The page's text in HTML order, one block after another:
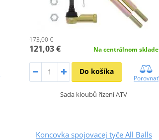
173,00 €
121,03 € Na centrálnom sklade
Do košíka
Porovnať
Sada kloubů řízení ATV
Koncovka spojovacej tyče All Balls